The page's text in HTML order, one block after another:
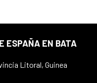
ESPAÑA EN BATA
Litoral, Guinea